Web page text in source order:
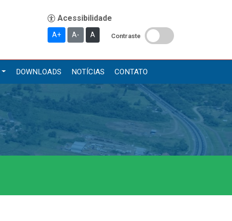
A+ A- A Contraste
DOWNLOADS NOTÍCIAS CONTATO
Publicações
Diário Oficial (Novo)
Diário Oficial (Até 30/04)